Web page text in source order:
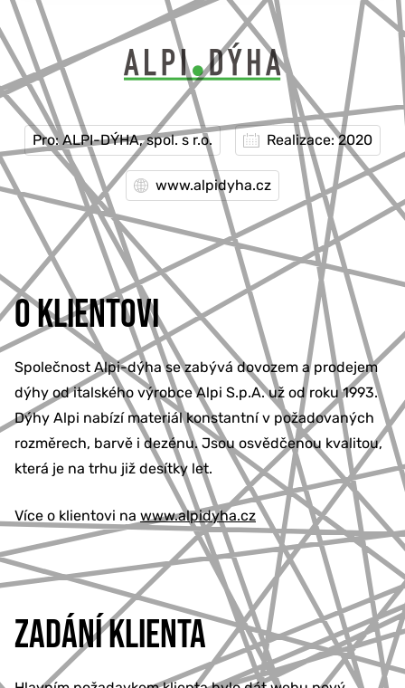
Pro: ALPI-DÝHA, spol. s r.o. Realizace: 2020
www.alpidyha.cz
O KLIENTOVI
Společnost Alpi-dýha se zabývá dovozem a prodejem
dýhy od italského výrobce Alpi S.p.A. už od roku 1993.
Dýhy Alpi nabízí materiál konstantní v požadovaných
rozměrech, barvě i dezénu. Jsou osvědčenou kvalitou,
která je na trhu již desítky let.
Více o klientovi na www.alpidyha.cz
ZADÁNÍ KLIENTA